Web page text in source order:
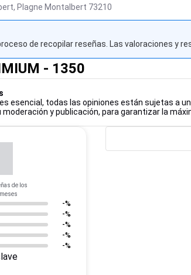
Plagne Montalbert 73210
de recopilar reseñas. Las valoraciones y
- 1350
esencial, todas las opiniones están sujetas a
y publicación, para garantizar la
de los
-%
-%
-%
-%
-%